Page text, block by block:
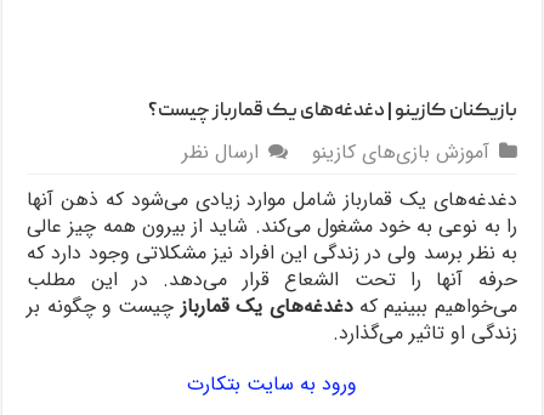
بازیکنان کازینو | دغدغه‌های یک قمارباز چیست؟
آموزش بازی‌های کازینو
ارسال نظر
دغدغه‌های یک قمارباز شامل موارد زیادی می‌شود که ذهن آنها
را به نوعی به خود مشغول می‌کند. شاید از بیرون همه چیز عالی
به نظر برسد ولی در زندگی این افراد نیز مشکلاتی وجود دارد که
حرفه آنها را تحت الشعاع قرار می‌دهد. در این مطلب
می‌خواهیم ببینیم کهدغدغه‌های یک قمارباز چیست و چگونه بر
زندگی او تاثیر می‌گذارد.
ورود به سایت بتکارت